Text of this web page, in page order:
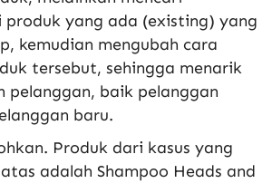
produk yang ada (existing) yang
kemudian mengubah cara
tersebut, sehingga menarik
pelanggan, baik pelanggan
baru.
Produk dari kasus yang
adalah Shampoo Heads and